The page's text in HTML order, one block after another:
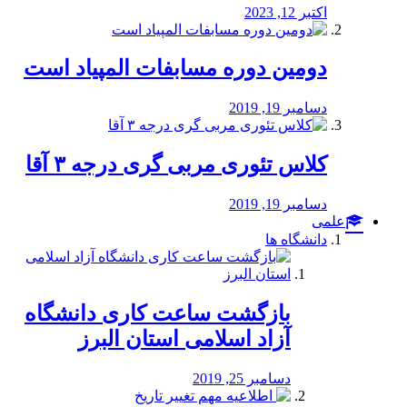
اکتبر 12, 2023
دومین دوره مسابفات المپیاد است
دسامبر 19, 2019
کلاس تئوری مربی گری درجه ۳ آقا
دسامبر 19, 2019
علمی
دانشگاه ها
بازگشت ساعت کاری دانشگاه
آزاد اسلامی استان البرز
دسامبر 25, 2019